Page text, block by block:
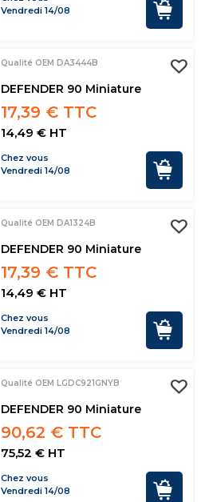
Vendredi 14/08
Qualité OEM DA3444B
DEFENDER 90 Miniature
17,39 € TTC
14,49 € HT
Chez vous
Vendredi 14/08
Qualité OEM DA1324B
DEFENDER 90 Miniature
17,39 € TTC
14,49 € HT
Chez vous
Vendredi 14/08
Qualité OEM LGDC921GNYB
DEFENDER 90 Miniature
90,62 € TTC
75,52 € HT
Chez vous
Vendredi 14/08